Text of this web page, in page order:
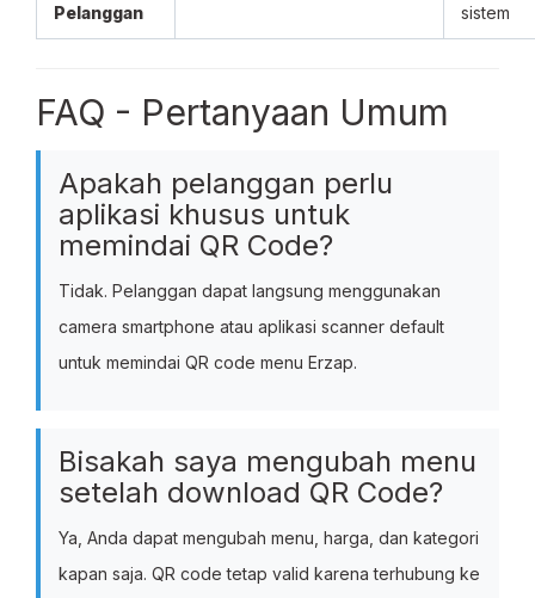
Pelanggan
sistem
FAQ - Pertanyaan Umum
Apakah pelanggan perlu
aplikasi khusus untuk
memindai QR Code?
Tidak. Pelanggan dapat langsung menggunakan
camera smartphone atau aplikasi scanner default
untuk memindai QR code menu Erzap.
Bisakah saya mengubah menu
setelah download QR Code?
Ya, Anda dapat mengubah menu, harga, dan kategori
kapan saja. QR code tetap valid karena terhubung ke